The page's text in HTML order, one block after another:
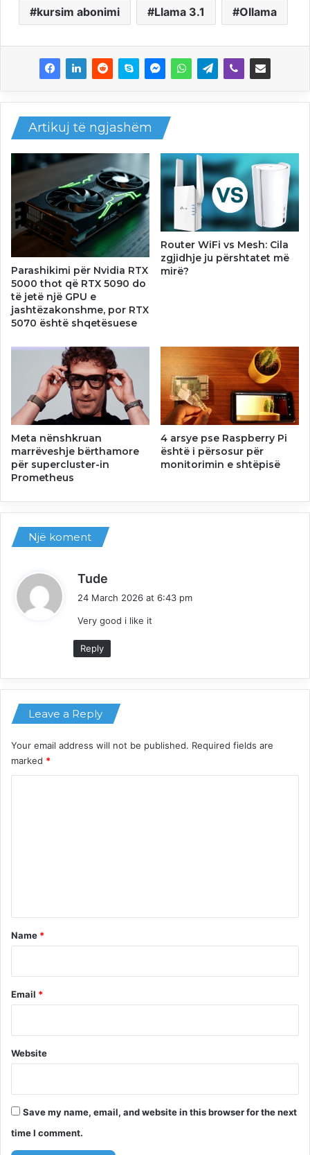
kursim abonimi Llama 3.1 Ollama
Artikuj të ngjashëm
Parashikimi për Nvidia RTX
5000 thot që RTX 5090 do
të jetë një GPU e
jashtëzakonshme, por RTX
5070 është shqetësuese
Router WiFi vs Mesh: Cila
zgjidhje ju përshtatet më
mirë?
Meta nënshkruan
marrëveshje bërthamore
për supercluster-in
Prometheus
4 arsye pse Raspberry Pi
është i përsosur për
monitorimin e shtëpisë
Një koment
Tude
s
:
24 March 2026 at 6:43 pm
Very good i like it
Reply
Leave a Reply
Your email address will not be published. Required fields are
marked *
*
Name *
Email *
Website
Save my name, email, and website in this browser for the next
time I comment.